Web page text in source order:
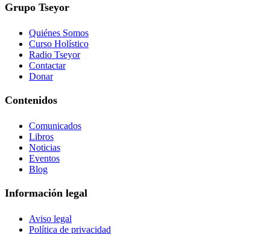
Grupo Tseyor
Quiénes Somos
Curso Holístico
Radio Tseyor
Contactar
Donar
Contenidos
Comunicados
Libros
Noticias
Eventos
Blog
Información legal
Aviso legal
Política de privacidad